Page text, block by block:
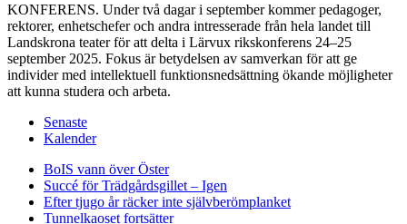
KONFERENS. Under två dagar i september kommer pedagoger,
rektorer, enhetschefer och andra intresserade från hela landet till
Landskrona teater för att delta i Lärvux rikskonferens 24–25
september 2025. Fokus är betydelsen av samverkan för att ge
individer med intellektuell funktionsnedsättning ökande möjligheter
att kunna studera och arbeta.
Senaste
Kalender
BoIS vann över Öster
Succé för Trädgårdsgillet – Igen
Efter tjugo år räcker inte självberömplanket
Tunnelkaoset fortsätter